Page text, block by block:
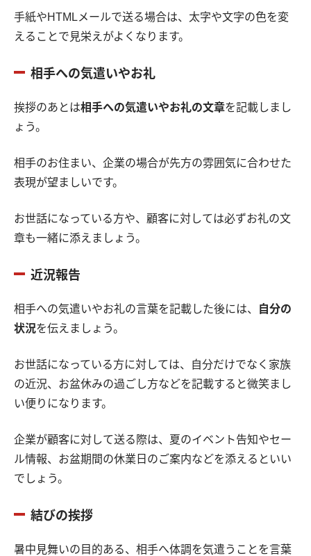
手紙やHTMLメールで送る場合は、太字や文字の色を変
えることで見栄えがよくなります。
相手への気遣いやお礼
挨拶のあとは相手への気遣いやお礼の文章を記載しまし
ょう。
相手のお住まい、企業の場合が先方の雰囲気に合わせた
表現が望ましいです。
お世話になっている方や、顧客に対しては必ずお礼の文
章も一緒に添えましょう。
近況報告
相手への気遣いやお礼の言葉を記載した後には、
自分の
状況を伝えましょう。
お世話になっている方に対しては、自分だけでなく家族
の近況、お盆休みの過ごし方などを記載すると微笑まし
い便りになります。
企業が顧客に対して送る際は、夏のイベント告知やセー
ル情報、お盆期間の休業日のご案内などを添えるといい
でしょう。
結びの挨拶
暑中見舞いの目的ある、相手へ体調を気遣うことを言葉